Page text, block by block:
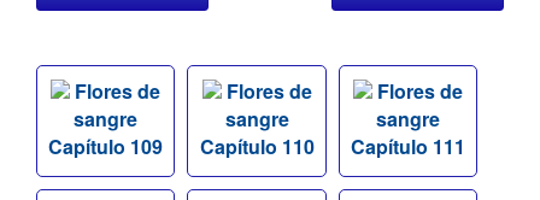
Flores de
sangre
Capítulo 109
Flores de
sangre
Capítulo 110
Flores de
sangre
Capítulo 111